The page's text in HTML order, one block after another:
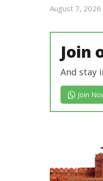
August 7, 2026
Join
And stay
Join